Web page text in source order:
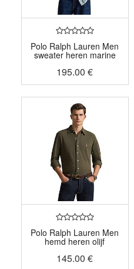
Polo Ralph Lauren Men
sweater heren marine
195.00 €
Polo Ralph Lauren Men
hemd heren olijf
145.00 €